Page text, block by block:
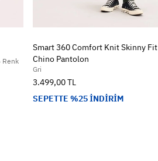
Renk
Smart 360 Comfort Knit Skinny Fit
Chino Pantolon
Gri
3.499,00 TL
SEPETTE %25 İNDİRİM